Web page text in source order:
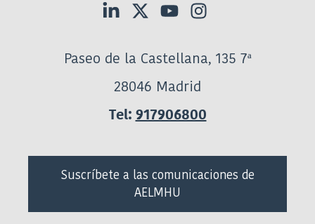
Paseo de la Castellana, 135 7ª
28046 Madrid
Tel: 917906800
Suscríbete a las comunicaciones de
AELMHU